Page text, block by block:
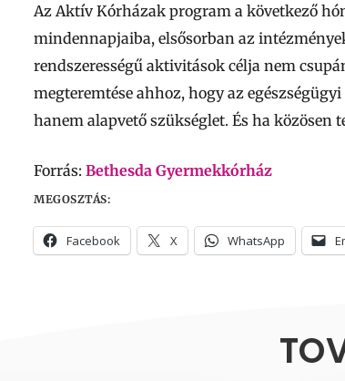
Az Aktív Kórházak program a következő
mindennapjaiba, elsősorban az
rendszerességű aktivitások célja nem
megteremtése ahhoz, hogy az
hanem alapvető szükséglet. És ha közösen
Forrás: Bethesda Gyermekkórház
MEGOSZTÁS:
Facebook X WhatsApp